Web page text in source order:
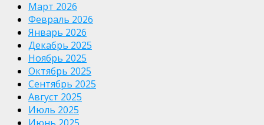
Март 2026
Февраль 2026
Январь 2026
Декабрь 2025
Ноябрь 2025
Октябрь 2025
Сентябрь 2025
Август 2025
Июль 2025